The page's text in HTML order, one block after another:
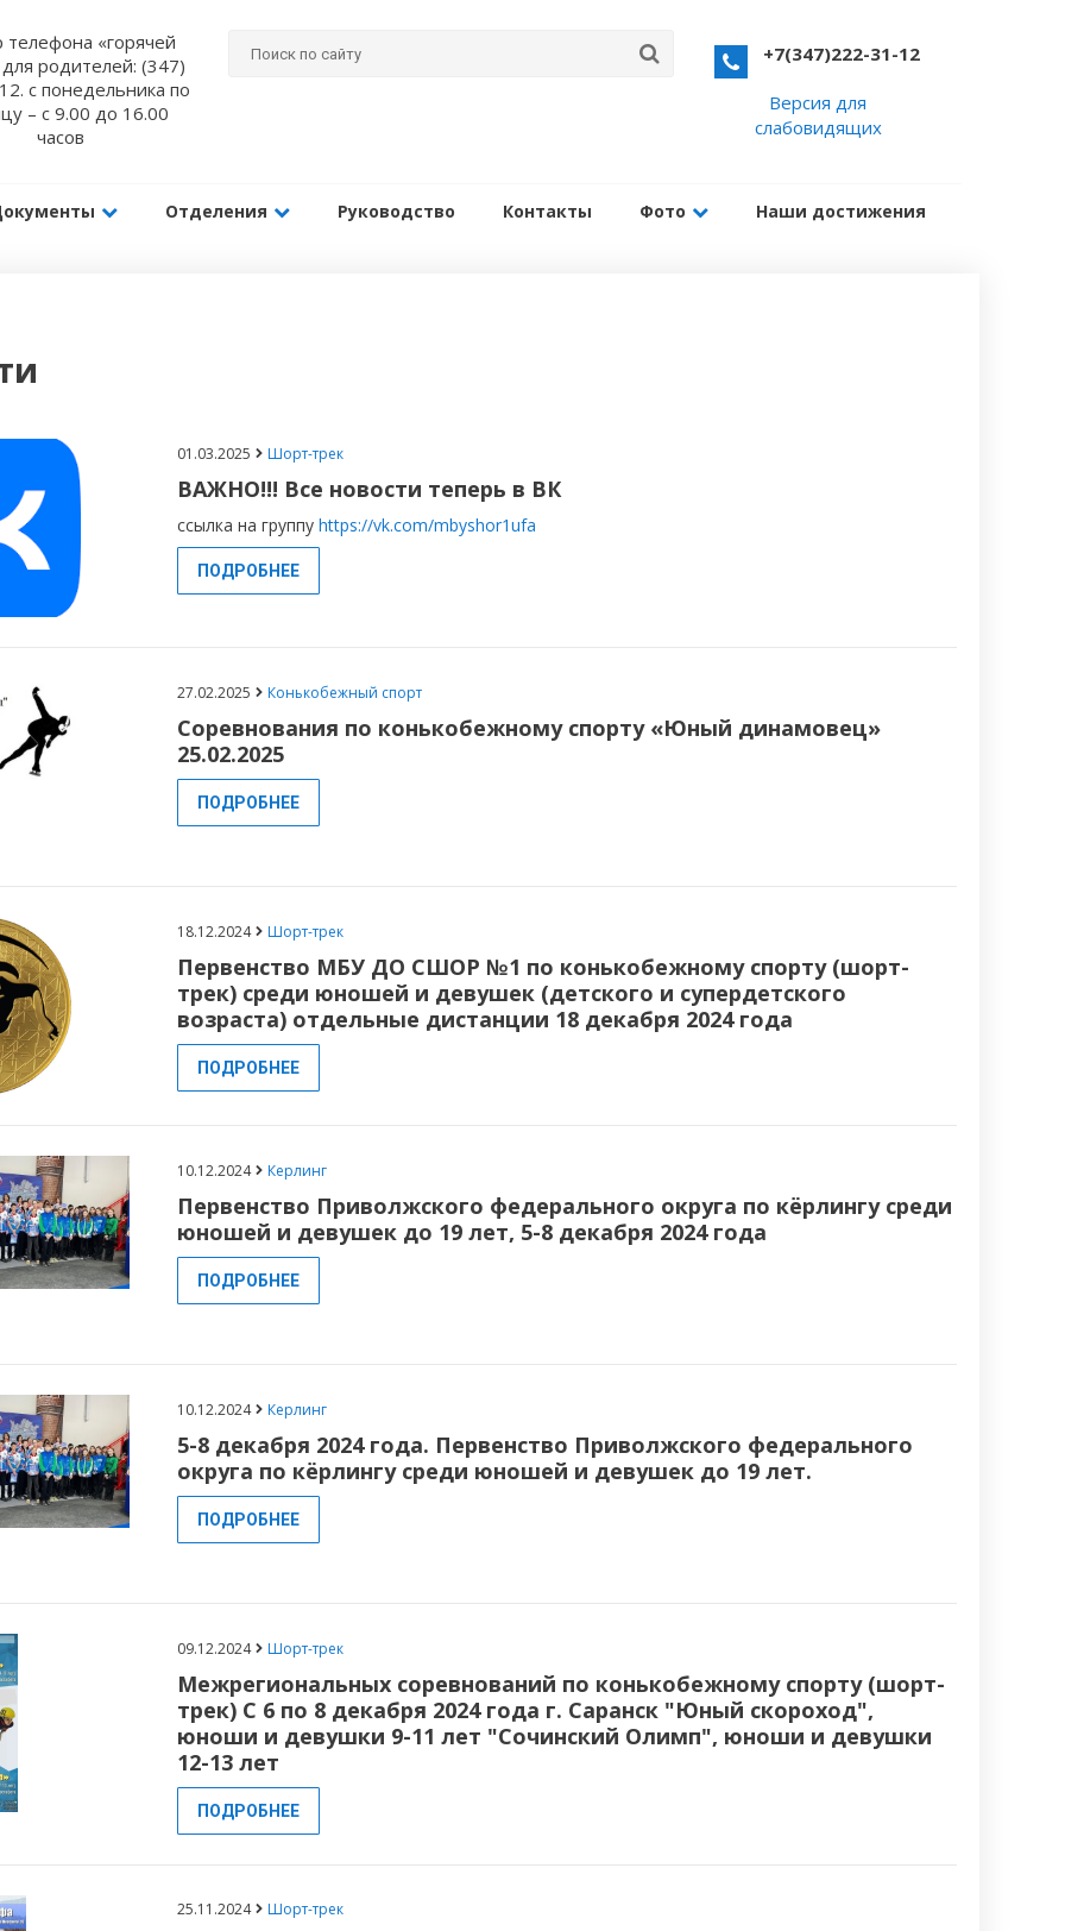
Отделения Руководство Контакты Фото Наши достижения
«горячей
родителей: (347)
с понедельника по
– с 9.00 до 16.00
часов
+7(347)222-31-12
Версия для
слабовидящих
01.03.2025 Шорт-трек
ВАЖНО!!! Все новости теперь в ВК
ссылка на группу https://vk.com/mbyshor1ufa
ПОДРОБНЕЕ
27.02.2025 Конькобежный спорт
Соревнования по конькобежному спорту «Юный динамовец»
25.02.2025
ПОДРОБНЕЕ
18.12.2024 Шорт-трек
Первенство МБУ ДО СШОР №1 по конькобежному спорту (шорт-
трек) среди юношей и девушек (детского и супердетского
возраста) отдельные дистанции 18 декабря 2024 года
ПОДРОБНЕЕ
10.12.2024 Керлинг
Первенство Приволжского федерального округа по кёрлингу среди
юношей и девушек до 19 лет, 5-8 декабря 2024 года
ПОДРОБНЕЕ
10.12.2024 Керлинг
5-8 декабря 2024 года. Первенство Приволжского федерального
округа по кёрлингу среди юношей и девушек до 19 лет.
ПОДРОБНЕЕ
09.12.2024 Шорт-трек
Межрегиональных соревнований по конькобежному спорту (шорт-
трек) С 6 по 8 декабря 2024 года г. Саранск "Юный скороход",
юноши и девушки 9-11 лет "Сочинский Олимп", юноши и девушки
12-13 лет
ПОДРОБНЕЕ
25.11.2024 Шорт-трек